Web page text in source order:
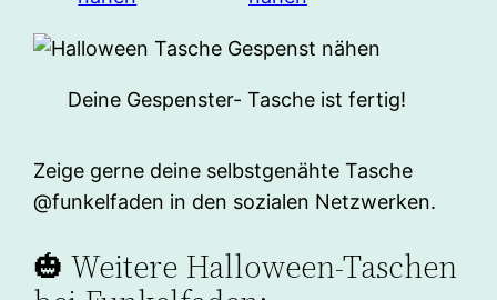
Deine Gespenster- Tasche ist fertig!
Zeige gerne deine selbstgenähte Tasche
@funkelfaden in den sozialen Netzwerken.
🎃 Weitere Halloween-Taschen